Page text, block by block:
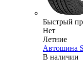
Быстрый
Нет
Летние
Автошина
В наличии